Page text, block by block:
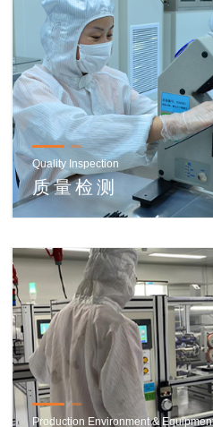
Quality Inspection
质量检测
Production Environment &